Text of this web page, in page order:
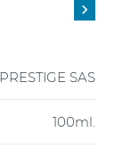

PRESTIGE SAS
100ml.